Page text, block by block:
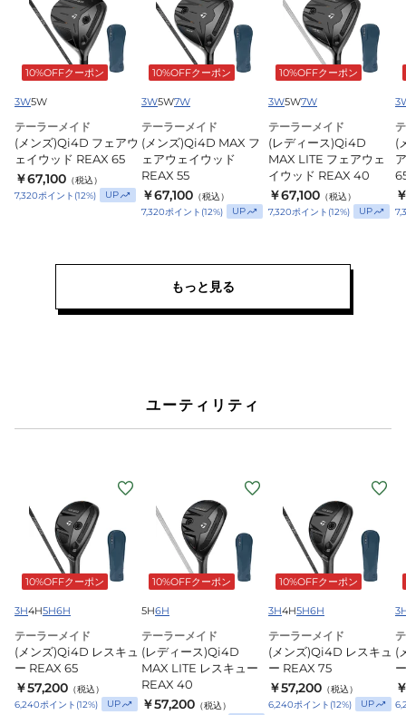
ズ)Qi4D
ア
ウ
ェ
イ
ウ
ッ
10%OFFクーポン
3W5W
テーラーメイド
(メンズ)Qi4D フェアウ
ェイウッド REAX 65
￥67,100 （税込）
7,320ポイント (12%) UP
ズ)Qi4D
ェ
ア
ウ
ェ
イ
ウ
ッ
10%OFFクーポン
3W5W7W
テーラーメイド
(メンズ)Qi4D MAX フ
ェアウェイウッド
REAX 55
￥67,100 （税込）
7,320ポイント (12%) UP
ス)Qi4D
MAX
LITE
フ
ェ
ア
ウ
ェ
REAX
10%OFFクーポン
3W5W7W
テーラーメイド
(レディース)Qi4D
MAX LITE フェアウェ
イウッド REAX 40
￥67,100 （税込）
7,320ポイント (12%) UP
(
もっと見る
ユーティリティ
ズ)Qi4D
キ
ュ
ー
REAX
10%OFFクーポン
3H4H5H6H
テーラーメイド
(メンズ)Qi4D レスキュ
ー REAX 65
￥57,200 （税込）
6,240ポイント (12%) UP
ス)Qi4D
MAX
LITE
レ
ス
キ
ュ
10%OFFクーポン
5H6H
テーラーメイド
(レディース)Qi4D
MAX LITE レスキュー
REAX 40
￥57,200 （税込）
ズ)Qi4D
キ
ュ
ー
REAX
10%OFFクーポン
3H4H5H6H
テーラーメイド
(メンズ)Qi4D レスキュ
ー REAX 75
￥57,200 （税込）
6,240ポイント (12%) UP
(